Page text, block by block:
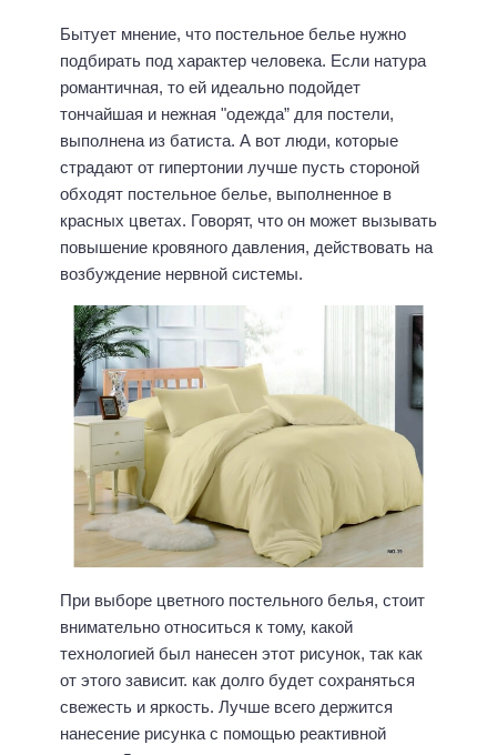
Бытует мнение, что постельное белье нужно
подбирать под характер человека. Если натура
романтичная, то ей идеально подойдет
тончайшая и нежная "одежда” для постели,
выполнена из батиста. А вот люди, которые
страдают от гипертонии лучше пусть стороной
обходят постельное белье, выполненное в
красных цветах. Говорят, что он может вызывать
повышение кровяного давления, действовать на
возбуждение нервной системы.
При выборе цветного постельного белья, стоит
внимательно относиться к тому, какой
технологией был нанесен этот рисунок, так как
от этого зависит. как долго будет сохраняться
свежесть и яркость. Лучше всего держится
нанесение рисунка с помощью реактивной